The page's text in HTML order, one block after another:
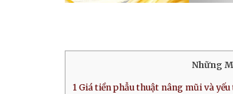
Những
1 Giá tiền phẫu thuật nâng mũi và